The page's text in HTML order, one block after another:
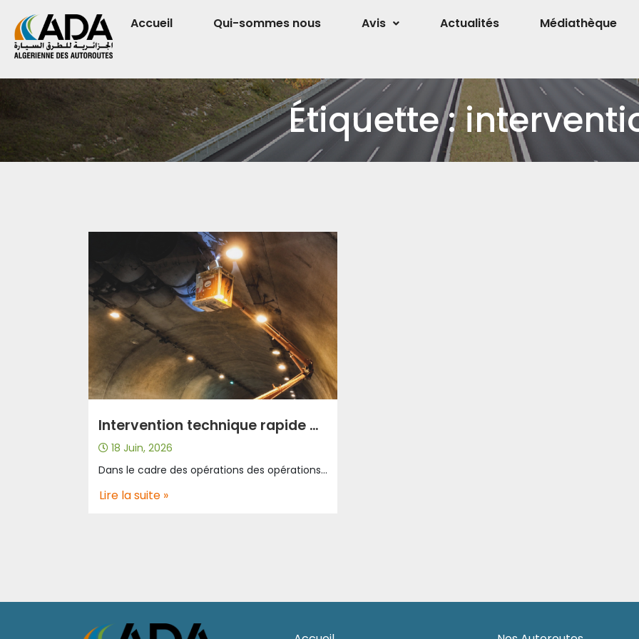
Accueil Qui-sommes nous Avis Actualités Médiathèque
Étiquette :
Intervention technique rapide pour renforcer la sécurité et améliorer le système d’éclairage au niveau du tunnel T4 Ain Bouziane.
18 Juin, 2026
Dans le cadre des opérations des opérations de maintenance, une intervention technique rapide a été réalisée au niveau du tunnel T4, dans la wilaya de Skikda en direction d’Annaba, afin de garantir la sécurité des usagers à la suite du détachement d’un câble électrique. Le site a été sécurisé et le câble a été remis en place à l’aide d’un camion-grue. Les moyens d’intervention mobilisés pour cette opération ont également permis de procéder au remplacement des luminaires défectueux au niveau de la troisième voie, contribuant ainsi à l’amélioration du système d’éclairage du tunnel et au renforcement des conditions de sécurité et de confort des usagers. Cette intervention a permis d’éliminer le risque identifié tout en améliorant les performances de l’éclairage au sein du tunnel. Les opérations de maintenance se poursuivent dans les prochains jours afin de finaliser la remise à niveau du système d’éclairage et de garantir les conditions optimales de sécurité et de fluidité pour l’ensemble des usagers. L’Algérienne des Autoroutes, pour votre sécurité et votre confort.
Lire la suite »